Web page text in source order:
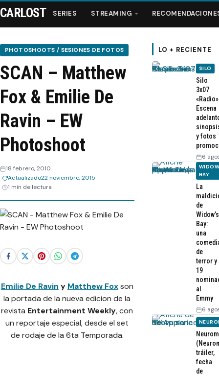
Series
Streaming
Recomendaciones
Webisodios
CARLOST SERIES STREAMING
PHOTOSHOOTS / SESIONES DE FOTOS
SCAN – Matthew
Fox & Emilie De
Ravin – EW
Photoshoot
18 febrero, 2010
Actualizado22 noviembre, 2015
1 min de lectura
Emilie De Ravin y Matthew Foxson
la portada de la nueva edicion de la
revista Entertainment Weekly, con
un reportaje especial, desde el set
de rodaje de la 6ta Temporada.
LO + RECIENTE
SILO
Silo
3x07
Escena
y fotos
6
BAY
La
de
Widow’s
Bay:
una
de
terror y
19
al
Emmy
6
tráiler,
fecha
de